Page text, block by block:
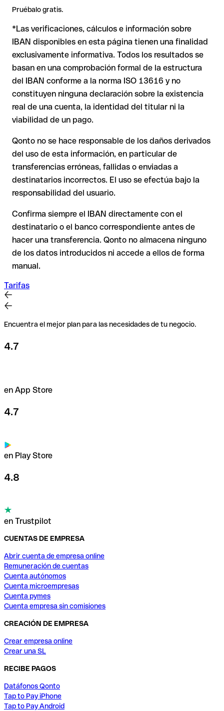
Nota: en transferencias en divisas extranjeras (por ejemplo,
USD o GBP) pueden aplicarse comisiones de cambio
adicionales. Consulta previamente las condiciones vigentes
con Issue with interpolation.
directamente con el destinatario, especialmente en nuevas
2. IBAN formalmente válido pero incorrecto
casualmente forma otra combinación formalmente válida, la
transferencia se ejecuta hacia una cuenta ajena. En ese caso:
El banco receptor está obligado a colaborar en la
Tu entidad puede iniciar un proceso de reclamación a
destinatario ya ha retirado el dinero.
En transferencias internacionales fuera del área SEPA,
la recuperación es considerablemente más compleja y
conlleva comisiones adicionales.
Recomendación: Verifica siempre el IBAN antes de una
transferencia con nuestro
Verificador de IBAN
gratuito y, en
caso de duda, confírmalo directamente con el destinatario.
Esta precaución es especialmente importante con importes
elevados o en nuevas relaciones comerciales.
Pruébalo gratis.
*Las verificaciones, cálculos e información sobre
IBAN disponibles en esta página tienen una finalidad
exclusivamente informativa. Todos los resultados se
basan en una comprobación formal de la estructura
del IBAN conforme a la norma ISO 13616 y no
constituyen ninguna declaración sobre la existencia
real de una cuenta, la identidad del titular ni la
viabilidad de un pago.
Qonto no se hace responsable de los daños derivados
del uso de esta información, en particular de
transferencias erróneas, fallidas o enviadas a
destinatarios incorrectos. El uso se efectúa bajo la
responsabilidad del usuario.
Confirma siempre el IBAN directamente con el
destinatario o el banco correspondiente antes de
hacer una transferencia. Qonto no almacena ninguno
de los datos introducidos ni accede a ellos de forma
manual.
Tarifas
Encuentra el mejor plan para las necesidades de tu negocio.
4.7
en App Store
4.7
en Play Store
4.8
en Trustpilot
CUENTAS DE EMPRESA
Abrir cuenta de empresa online
Remuneración de cuentas
Cuenta autónomos
Cuenta microempresas
Cuenta pymes
Cuenta empresa sin comisiones
CREACIÓN DE EMPRESA
Crear empresa online
Crear una SL
RECIBE PAGOS
Datáfonos Qonto
Tap to Pay iPhone
Tap to Pay Android